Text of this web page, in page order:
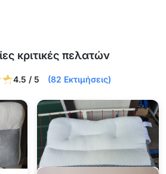
κριτικές πελατών
4.5 / 5 (82 Εκτιμήσεις)